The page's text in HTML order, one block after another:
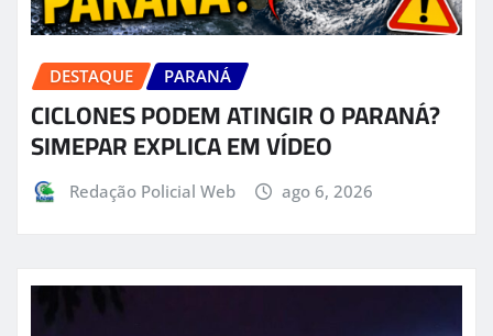
DESTAQUE PARANÁ
CICLONES PODEM ATINGIR O PARANÁ?
SIMEPAR EXPLICA EM VÍDEO
Redação Policial Web ago 6, 2026